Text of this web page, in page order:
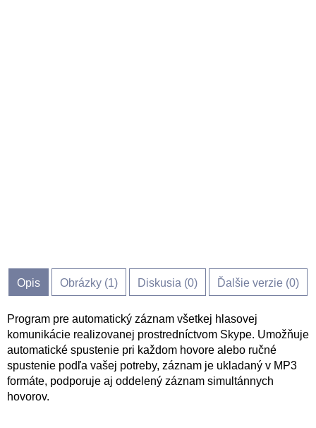
Opis Obrázky (1) Diskusia (0) Ďalšie verzie (0)
Program pre automatický záznam všetkej hlasovej
komunikácie realizovanej prostredníctvom Skype. Umožňuje
automatické spustenie pri každom hovore alebo ručné
spustenie podľa vašej potreby, záznam je ukladaný v MP3
formáte, podporuje aj oddelený záznam simultánnych
hovorov.